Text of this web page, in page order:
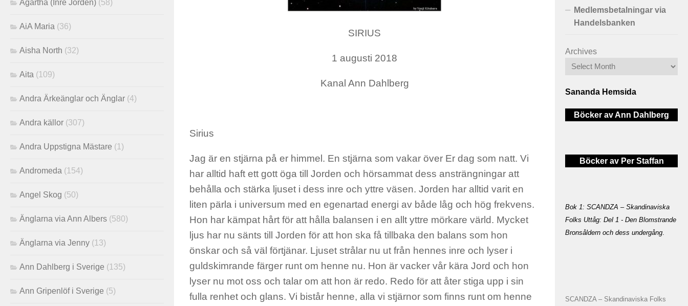
SIRIUS
1 augusti 2018
Kanal Ann Dahlberg
Sirius
Jag är en stjärna på er himmel. En stjärna som vakar över Er dag som natt. Vi
har alltid haft ett gott öga till Jorden och hörsammat dess ansträngningar att
behålla och stärka ljuset i dess inre och yttre väsen. Jorden har alltid varit en
liten pärla i universum med en egenartad energi av både låg och hög frekvens.
Hon har kämpat hårt för att hålla balansen i en allt yttre mörkare värld. Mycket
ljus har nu sänts till Jorden för att hon ska få tillbaka den balans som hon
önskar och så väl förtjänar. Ljuset strålar nu ut från hennes inre och lyser i
guldskimrande färger runt om henne nu. Hon är vacker vår kära Jord och hon
lyser nu mot oss och talar om att hon är redo. Redo för att åter stiga upp i sin
fulla renhet och glans. Vi bistår henne, alla vi stjärnor som finns runt om henne
Agartha (Inre Jorden) (58)
AiA Maria (36)
Aisha North (32)
Aita (109)
Andra Ärkeänglar och Änglar (4)
Andra källor (307)
Andra Uppstigna Mästare (1)
Andromeda (154)
Angel Skog (50)
Änglarna via Ann Albers (580)
Änglarna via Jenny (13)
Ann Dahlberg i Sverige (135)
Ann Gripenlöf i Sverige (5)
Medlemsbetalningar via
Handelsbanken
Archives
Sananda Hemsida
Böcker av Ann Dahlberg
Böcker av Per Staffan
Bok 1: SCANDZA – Skandinaviska
Folks Uttåg: Del 1 - Den Blomstrande
Bronsåldern och dess undergång.
SCANDZA – Skandinaviska Folks